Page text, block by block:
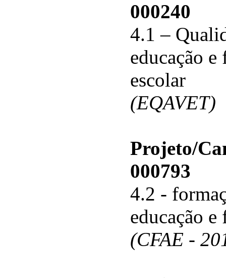
000240
4.1 –
educação e
escolar
(EQAVET)
Projeto/
000793
4.2 -
educação e
(CFAE -